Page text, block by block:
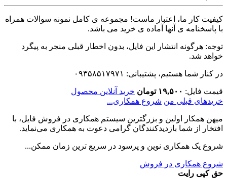
کیفیت کار ما، اعتبار ماست! مجموعه ی کامل نمونه سوالات همراه
با پاسخنامه ی آنها آماده ی خرید می باشد.
توجه: هرگونه انتشار این فایل، بدون اخطار قبلی منجر به پیگرد
خواهد شد.
در کنار شما هستیم، پشتیبانی: ۰۹۳۵۸۵۱۷۹۷۱
قیمت فایل: ۱۹,۵۰۰ تومان
خرید آنلاین محصول
خریدهای قبلی من شروع همکاری...
میهن همکار اولین و بزرگترین سیستم همکاری در فروش فایل، با
افتخار از شما بازدیدکنندگان گرامی دعوت به همکاری می‌نماید.
شروع یک همکاری نوین و پرسود در سریع ترین زمان ممکن...
شروع همکاری در فروش
حق کپی رایت